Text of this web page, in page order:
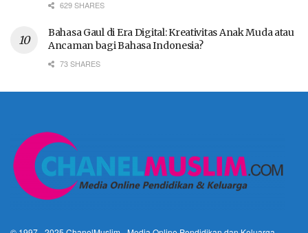
629 SHARES
Bahasa Gaul di Era Digital: Kreativitas Anak Muda atau
Ancaman bagi Bahasa Indonesia?
73 SHARES